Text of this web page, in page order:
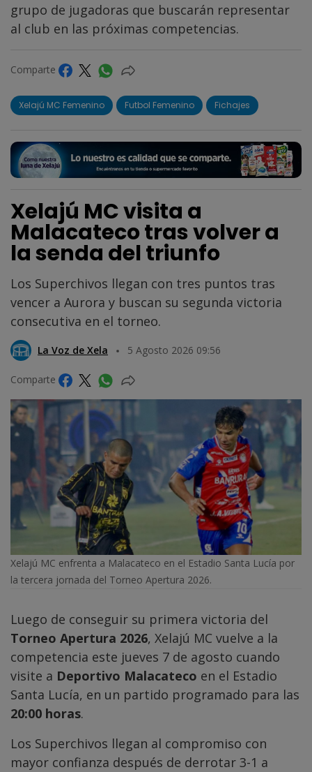
grupo de jugadoras que buscarán representar
al club en las próximas competencias.
Comparte
Xelajú MC Femenino Futbol Femenino Fichajes
Xelajú MC visita a
Malacateco tras volver a
la senda del triunfo
Los Superchivos llegan con tres puntos tras
vencer a Aurora y buscan su segunda victoria
consecutiva en el torneo.
La Voz de Xela 5 Agosto 2026 09:56
Comparte
Xelajú MC enfrenta a Malacateco en el Estadio Santa Lucía por
la tercera jornada del Torneo Apertura 2026.
Luego de conseguir su primera victoria del
Torneo Apertura 2026, Xelajú MC vuelve a la
competencia este jueves 7 de agosto cuando
visite a Deportivo Malacateco en el Estadio
Santa Lucía, en un partido programado para las
20:00 horas.
Los Superchivos llegan al compromiso con
mayor confianza después de derrotar 3-1 a